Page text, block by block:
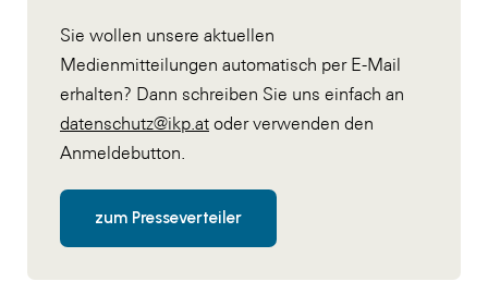
Sie wollen unsere aktuellen
Medienmitteilungen automatisch per E-Mail
erhalten? Dann schreiben Sie uns einfach an
datenschutz@ikp.at oder verwenden den
Anmeldebutton.
zum Presseverteiler